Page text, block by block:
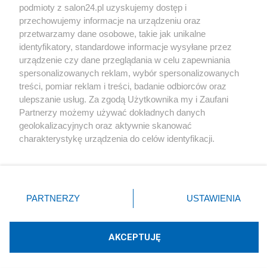
Cyfryzacja
Pilny apel do użytkowników mObywatela. Zostały ostatnie
godziny
Cyberbezpieczeństwo
Najpierw Whatsapp Myrchy, teraz zhakowana Żabka.
Potężne cyberataki
podmioty z salon24.pl uzyskujemy dostęp i
przechowujemy informacje na urządzeniu oraz
przetwarzamy dane osobowe, takie jak unikalne
identyfikatory, standardowe informacje wysyłane przez
urządzenie czy dane przeglądania w celu zapewniania
spersonalizowanych reklam, wybór spersonalizowanych
treści, pomiar reklam i treści, badanie odbiorców oraz
ulepszanie usług. Za zgodą Użytkownika my i Zaufani
Partnerzy możemy używać dokładnych danych
geolokalizacyjnych oraz aktywnie skanować
charakterystykę urządzenia do celów identyfikacji.
zmienić/wycofać klikając przycisk ustawień prywatności
znajdujący się w lewym dolnym rogu strony
rodzaje przetwarzania danych nie wymagają zgody
użytkownika, ale masz prawo sprzeciwić się takiemu
PARTNERZY USTAWIENIA
AKCEPTUJĘ